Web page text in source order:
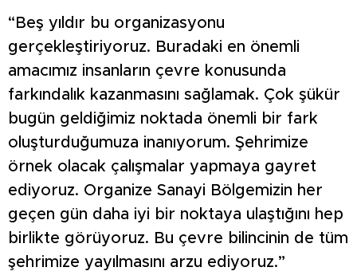
“Beş yıldır bu organizasyonu
gerçekleştiriyoruz. Buradaki en önemli
amacımız insanların çevre konusunda
farkındalık kazanmasını sağlamak. Çok şükür
bugün geldiğimiz noktada önemli bir fark
oluşturduğumuza inanıyorum. Şehrimize
örnek olacak çalışmalar yapmaya gayret
ediyoruz. Organize Sanayi Bölgemizin her
geçen gün daha iyi bir noktaya ulaştığını hep
birlikte görüyoruz. Bu çevre bilincinin de tüm
şehrimize yayılmasını arzu ediyoruz.”